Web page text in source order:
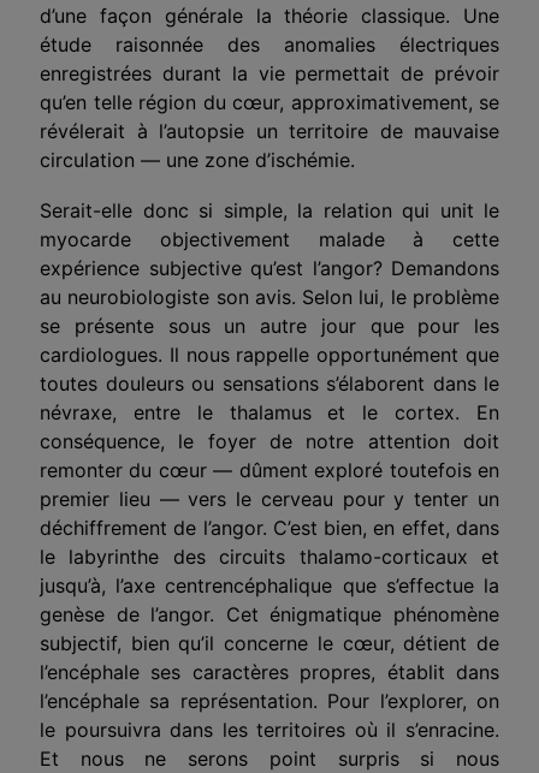
d’une façon générale la théorie classique. Une
étude raisonnée des anomalies électriques
enregistrées durant la vie permettait de prévoir
qu’en telle région du cœur, approximativement, se
révélerait à l’autopsie un territoire de mauvaise
circulation — une zone d’ischémie.
Serait-elle donc si simple, la relation qui unit le
myocarde objectivement malade à cette
expérience subjective qu’est l’angor? Demandons
au neurobiologiste son avis. Selon lui, le problème
se présente sous un autre jour que pour les
cardiologues. Il nous rappelle opportunément que
toutes douleurs ou sensations s’élaborent dans le
névraxe, entre le thalamus et le cortex. En
conséquence, le foyer de notre attention doit
remonter du cœur — dûment exploré toutefois en
premier lieu — vers le cerveau pour y tenter un
déchiffrement de l’angor. C’est bien, en effet, dans
le labyrinthe des circuits thalamo-corticaux et
jusqu’à, l’axe centrencéphalique que s’effectue la
genèse de l’angor. Cet énigmatique phénomène
subjectif, bien qu’il concerne le cœur, détient de
l’encéphale ses caractères propres, établit dans
l’encéphale sa représentation. Pour l’explorer, on
le poursuivra dans les territoires où il s’enracine.
Et nous ne serons point surpris si nous